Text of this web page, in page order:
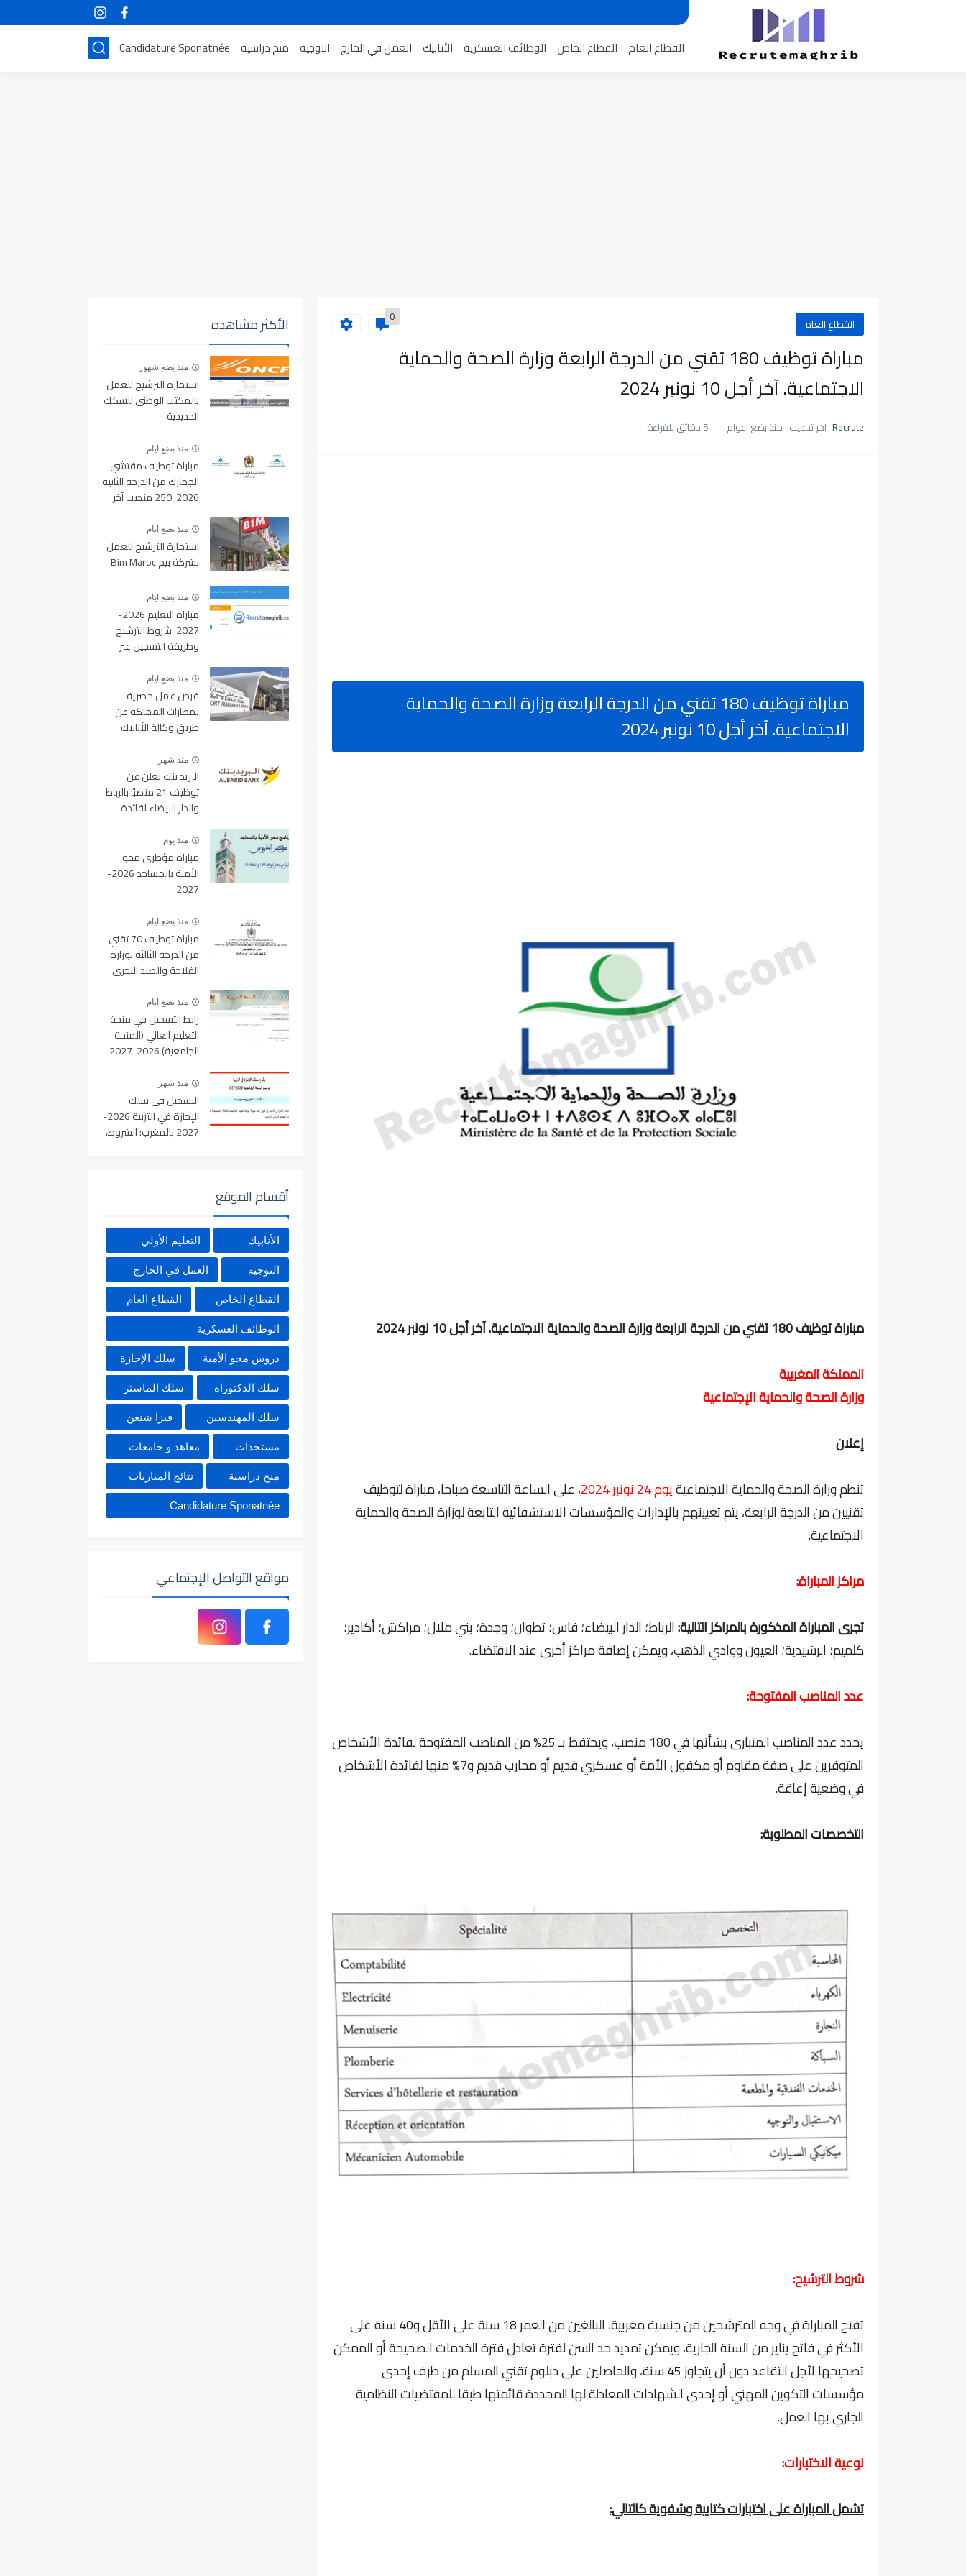
القطاع العام القطاع الخاص الوظائف العسكرية الأنابيك العمل في الخارج التوجيه منح دراسية Candidature Sponatnée
القطاع العام 0
مباراة توظيف 180 تقني من الدرجة الرابعة وزارة الصحة والحماية
الاجتماعية. آخر أجل 10 نونبر 2024
Recrute اخر تحديث : منذ بضع اعوام 5 دقائق للقراءة
مباراة توظيف 180 تقني من الدرجة الرابعة وزارة الصحة والحماية
الاجتماعية. آخر أجل 10 نونبر 2024
مباراة توظيف 180 تقني من الدرجة الرابعة وزارة الصحة والحماية الاجتماعية. آخر أجل 10 نونبر 2024
المملكة المغربية
وزارة الصحة والحماية الإجتماعية
إعلان
تنظم وزارة الصحة والحماية الاجتماعيةيوم 24 نونبر 2024
، على الساعة التاسعة صباحا، مباراة لتوظيف
تقنيين من الدرجة الرابعة، يتم تعيينهم بالإدارات والمؤسسات الاستشفائية التابعة لوزارة الصحة والحماية
الاجتماعية.
مراكز المباراة:
تجرى المباراة المذكورة بالمراكز التالية:الرباط؛ الدار البيضاء؛ فاس؛ تطوان؛ وجدة؛ بني ملال؛ مراكش؛ أكادير؛
كلميم؛ الرشيدية؛ العيون ووادي الذهب، ويمكن إضافة مراكز أخرى عند الاقتضاء.
عدد المناصب المفتوحة:
يحدد عدد المناصب المتبارى بشأنها في 180 منصب، ويحتفظ بـ 25% من المناصب المفتوحة لفائدة الأشخاص
المتوفرين على صفة مقاوم أو مكفول الأمة أو عسكري قديم أو محارب قديم و7% منها لفائدة الأشخاص
في وضعية إعاقة.
التخصصات المطلوبة:
شروط الترشيح:
تفتح المباراة في وجه المترشحين من جنسية مغربية، البالغين من العمر 18 سنة على الأقل و40 سنة على
الأكثر في فاتح يناير من السنة الجارية، ويمكن تمديد حد السن لفترة تعادل فترة الخدمات الصحيحة أو الممكن
تصحيحها لأجل التقاعد دون أن يتجاوز 45 سنة، والحاصلين على دبلوم تقني المسلم من طرف إحدى
مؤسسات التكوين المهني أو إحدى الشهادات المعادلة لها المحددة قائمتها طبقا للمقتضيات النظامية
الجاري بها العمل.
نوعية الاختبارات:
تشمل المباراة على اختبارات كتابية وشفوية كالتالي:
الأكثر مشاهدة
منذ بضع شهور
استمارة الترشيح للعمل
بالمكتب الوطني للسكك
الحديدية
منذ بضع ايام
مباراة توظيف مفتشي
الجمارك من الدرجة الثانية
2026: 250 منصب آخر
2026منذ بضع ايام
استمارة الترشيح للعمل
بشركة بيم Bim Maroc
منذ بضع ايام
مباراة التعليم 2026-
2027: شروط الترشيح
وطريقة التسجيل عبر
منذ بضع ايام
فرص عمل حصرية
بمطارات المملكة عن
طريق وكالة الأنابيك
منذ شهر
البريد بنك يعلن عن
توظيف 21 منصبًا بالرباط
والدار البيضاء لفائدة
والتقنيين
منذ يوم
مباراة مؤطري محو
الأمية بالمساجد 2026-
2027
منذ بضع ايام
مباراة توظيف 70 تقني
من الدرجة الثالثة بوزارة
الفلاحة والصيد البحري
غشت 2026
منذ بضع ايام
رابط التسجيل في منحة
التعليم العالي (المنحة
الجامعية) 2026-2027
منذ شهر
التسجيل في سلك
الإجازة في التربية 2026-
2027 بالمغرب: الشروط،
أقسام الموقع
الأنابيك التعليم الأولي
التوجيه العمل في الخارج
القطاع الخاص القطاع العام
الوظائف العسكرية
دروس محو الأمية سلك الإجازة
سلك الدكتوراه سلك الماستر
سلك المهندسين فيزا شنغن
مستجدات معاهد و جامعات
منح دراسية نتائج المباريات
Candidature Sponatnée
مواقع التواصل الإجتماعي